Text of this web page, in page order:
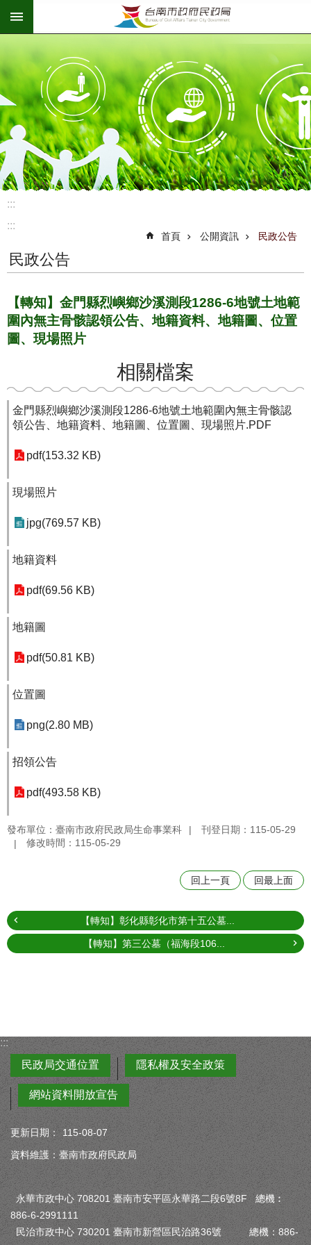
跳到主要內容區塊
:::
:::
首頁 公開資訊 民政公告
民政公告
【轉知】金門縣烈嶼鄉沙溪測段1286-6地號土地範
圍內無主骨骸認領公告、地籍資料、地籍圖、位置
圖、現場照片
相關檔案
金門縣烈嶼鄉沙溪測段1286-6地號土地範圍內無主骨骸認
領公告、地籍資料、地籍圖、位置圖、現場照片.PDF
pdf(153.32 KB)
現場照片
jpg(769.57 KB)
地籍資料
pdf(69.56 KB)
地籍圖
pdf(50.81 KB)
位置圖
png(2.80 MB)
招領公告
pdf(493.58 KB)
發布單位：臺南市政府民政局生命事業科
刊登日期：115-05-29
修改時間：115-05-29
回上一頁 回最上面
【轉知】彰化縣彰化市第十五公墓...
【轉知】第三公墓（福海段106...
:::
民政局交通位置
隱私權及安全政策
網站資料開放宣告
更新日期：
115-08-07
資料維護：臺南市政府民政局
永華市政中心 708201 臺南市安平區永華路二段6號8F 總機︰
886-6-2991111
民治市政中心 730201 臺南市新營區民治路36號 總機：886-